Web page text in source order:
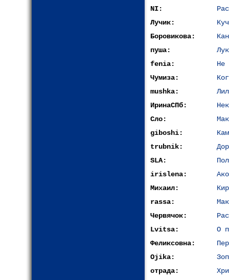
NI:
Лучик:
Боровикова:
пуша:
fenia:
Не
Чумиза:
mushka:
ИринаСПб:
Сло:
giboshi:
trubnik:
SLA:
irislena:
Михаил:
rassa:
Червячок:
Lvitsa:
О
Феликсовна:
Ojika:
отрада: